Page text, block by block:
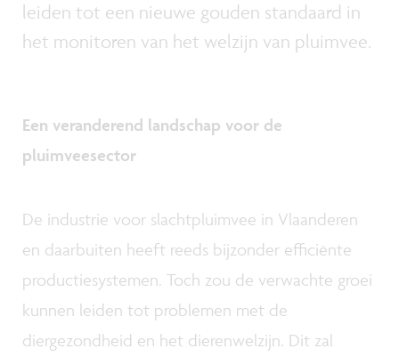
leiden tot een nieuwe gouden standaard in
het monitoren van het welzijn van pluimvee.
Een veranderend landschap voor de
pluimveesector
De industrie voor slachtpluimvee in Vlaanderen
en daarbuiten heeft reeds bijzonder efficiënte
productiesystemen. Toch zou de verwachte groei
kunnen leiden tot problemen met de
diergezondheid en het dierenwelzijn. Dit zal